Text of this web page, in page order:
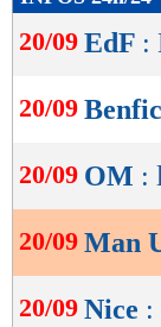
de
lecture
OK
20/09 EdF :
20/09
20/09 OM :
20/09 Man
20/09 Nice :